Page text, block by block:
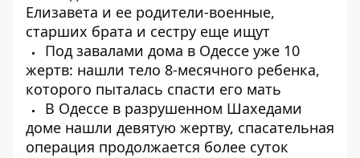
Елизавета и ее родители-военные,
старших брата и сестру еще ищут
Под завалами дома в Одессе уже 10
жертв: нашли тело 8-месячного ребенка,
которого пыталась спасти его мать
В Одессе в разрушенном Шахедами
доме нашли девятую жертву, спасательная
операция продолжается более суток